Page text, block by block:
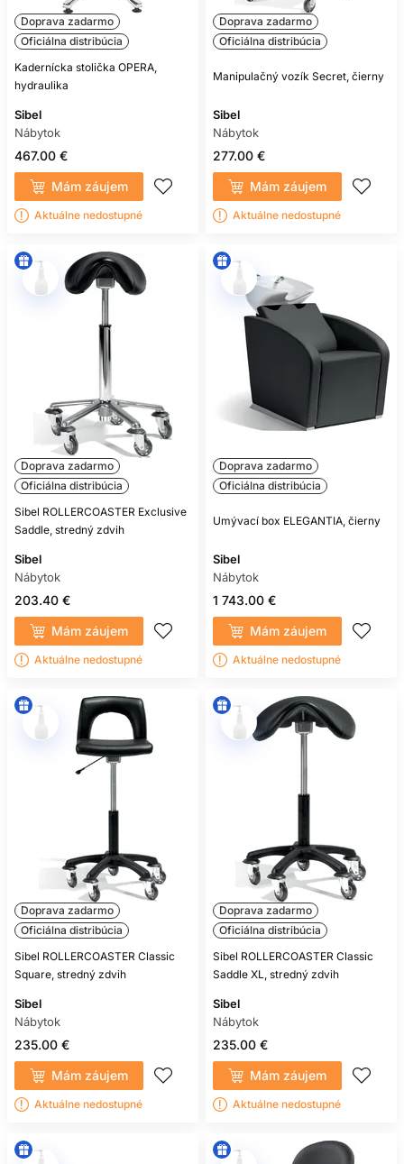
Doprava zadarmo
Oficiálna distribúcia
Kadernícka stolička OPERA,
hydraulika
Sibel
Nábytok
467.00 €
Mám záujem
Aktuálne nedostupné
Doprava zadarmo
Oficiálna distribúcia
Manipulačný vozík Secret, čierny
Sibel
Nábytok
277.00 €
Mám záujem
Aktuálne nedostupné
Doprava zadarmo
Oficiálna distribúcia
Sibel ROLLERCOASTER Exclusive
Saddle, stredný zdvih
Sibel
Nábytok
203.40 €
Mám záujem
Aktuálne nedostupné
Doprava zadarmo
Oficiálna distribúcia
Umývací box ELEGANTIA, čierny
Sibel
Nábytok
1 743.00 €
Mám záujem
Aktuálne nedostupné
Doprava zadarmo
Oficiálna distribúcia
Sibel ROLLERCOASTER Classic
Square, stredný zdvih
Sibel
Nábytok
235.00 €
Mám záujem
Aktuálne nedostupné
Doprava zadarmo
Oficiálna distribúcia
Sibel ROLLERCOASTER Classic
Saddle XL, stredný zdvih
Sibel
Nábytok
235.00 €
Mám záujem
Aktuálne nedostupné